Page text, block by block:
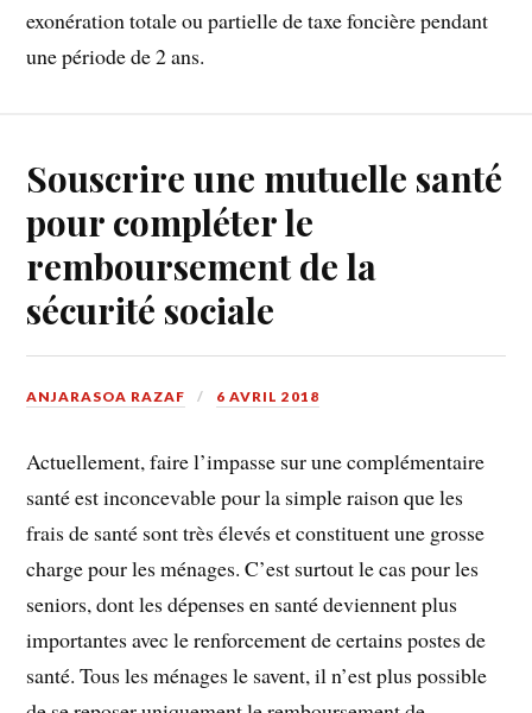
exonération totale ou partielle de taxe foncière pendant
une période de 2 ans.
Souscrire une mutuelle santé
pour compléter le
remboursement de la
sécurité sociale
ANJARASOA RAZAF 6 AVRIL 2018
Actuellement, faire l’impasse sur une complémentaire
santé est inconcevable pour la simple raison que les
frais de santé sont très élevés et constituent une grosse
charge pour les ménages. C’est surtout le cas pour les
seniors, dont les dépenses en santé deviennent plus
importantes avec le renforcement de certains postes de
santé. Tous les ménages le savent, il n’est plus possible